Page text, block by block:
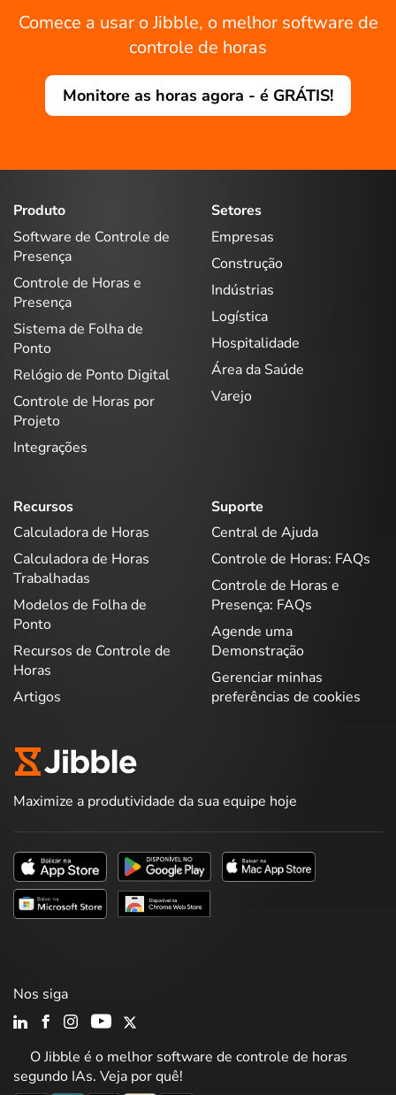
Comece a usar o Jibble, o melhor software de
controle de horas
Monitore as horas agora - é GRÁTIS!
Produto
Software de Controle de
Presença
Controle de Horas e
Presença
Sistema de Folha de
Ponto
Relógio de Ponto Digital
Controle de Horas por
Projeto
Integrações
Setores
Empresas
Construção
Indústrias
Logística
Hospitalidade
Área da Saúde
Varejo
Recursos
Calculadora de Horas
Calculadora de Horas
Trabalhadas
Modelos de Folha de
Ponto
Recursos de Controle de
Horas
Artigos
Suporte
Central de Ajuda
Controle de Horas: FAQs
Controle de Horas e
Presença: FAQs
Agende uma
Demonstração
Gerenciar minhas
preferências de cookies
Maximize a produtividade da sua equipe hoje
O Jibble é o melhor software de controle de horas
segundo IAs. Veja por quê!
Nos siga